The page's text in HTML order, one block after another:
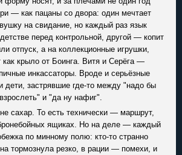
— как пацаны со двора: один мечтает
на свидание, но каждый раз язык
перед контрольной, другой — копит
отпуск, а на коллекционные игрушки,
как крыло от Боинга. Витя и Серёга —
инкассаторы. Вроде и серьёзные
дети, застрявшие где-то между "надо бы
и "да ну нафиг".
сахар. То есть технически — маршрут,
ящиках. Но на деле — каждый
по минному полю: кто-то странно
тормознула резко, в рации — помехи, и